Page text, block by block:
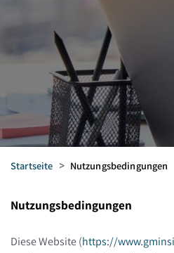
Startseite > Nutzungsbedingungen
Nutzungsbedingungen
Diese Website(https://